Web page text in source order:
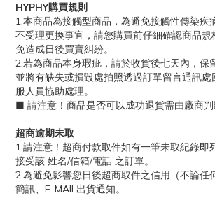
HYPHY購買規則
1.本商品為接觸型商品，為避免接觸性傳染疾
不受理更換事宜，請您購買前仔細確認商品規
免造成日後買賣糾紛。
2.若為商品本身瑕疵，請於收貨後七天內，保
並將有缺失或損毀處拍照透過訂單留言通訊處
服人員協助處理。
■ 請注意！商品是否可以成功退貨需由廠商判
超商逾期未取
1.請注意！超商付款取件如有一筆未取紀錄即
接受該 姓名/信箱/電話 之訂單。
2.為避免影響您日後超商取件之信用（不論任
簡訊、E-MAIL出貨通知。